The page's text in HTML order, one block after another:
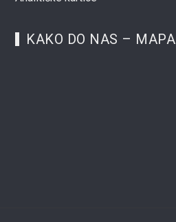
KAKO DO NAS – MAPA